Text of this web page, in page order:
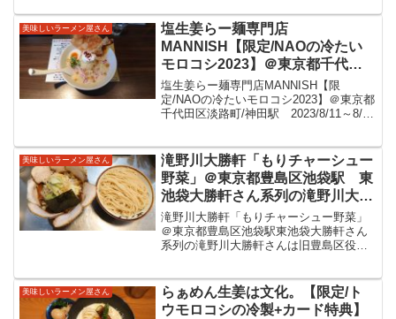
美味しい限定をいただきました。
絡んで美味しい限定をいただきました。
MENSHO護国...
美味しいラーメン屋さん
塩生姜らー麺専門店
MANNISH【限定/NAOの冷たい
モロコシ2023】＠東京都千代田
区淡路町/神田駅 2023/8/11～
8/20まで提供予定。チーズ焼やア
イスにクリームなどギミック盛沢
し限定をいただきました。
塩生姜らー麺専門店MANNISH【限
定/NAOの冷たいモロコシ2023】＠東京都
千代田区淡路町/神田駅 2023/8/11～8/20
しいとうもろこし限定をいただきまし
た...
美味しいラーメン屋さん
滝野川大勝軒「もりチャーシュー
野菜」＠東京都豊島区池袋駅 東
池袋大勝軒さん系列の滝野川大勝
軒さんは旧豊島区役所、現ハレザ
裏手にありますね。たっぷりの炒
めた野菜にたっぷりのチャーシュ
りそばをいただきました。
滝野川大勝軒「もりチャーシュー野菜」
＠東京都豊島区池袋駅東池袋大勝軒さん
系列の滝野川大勝軒さんは旧豊島区役
ー、東池袋大勝軒系の美味しいもりそば
をいただきました。滝野川大...
美味しいラーメン屋さん
らぁめん生姜は文化。【限定/ト
ウモロコシの冷製+カード特典】